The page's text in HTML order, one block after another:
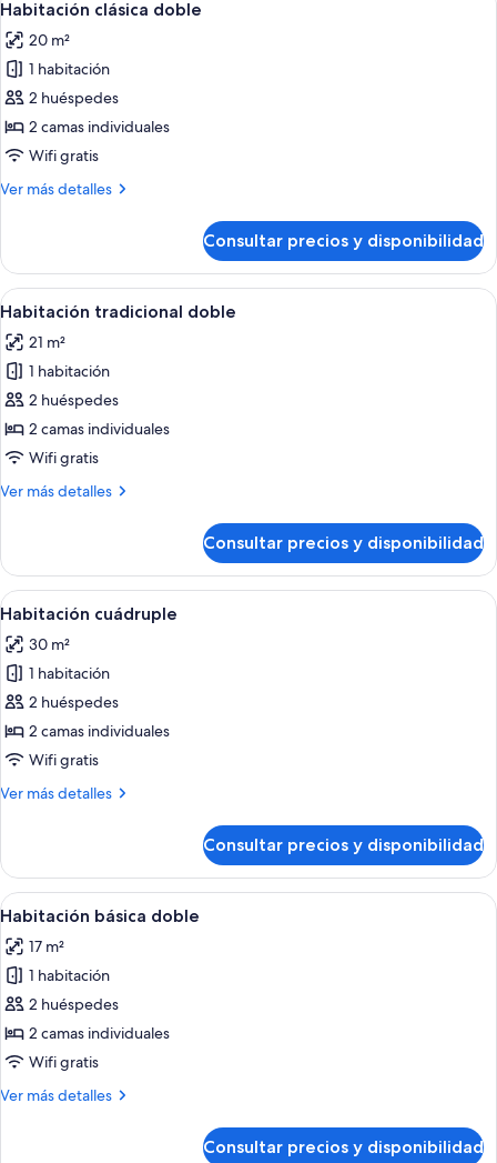
todas
las
fotos
de
Habitación
clásica
3
Habitación clásica doble
20 m²
1 habitación
2 huéspedes
2 camas individuales
Wifi gratis
Ver más detalles
Más
clásica
doble
Consultar precios y disponibilidad
Abrir
todas
las
fotos
de
Habitación
tradicional
Una habitación de hotel con una
5
Habitación tradicional doble
21 m²
1 habitación
2 huéspedes
2 camas individuales
Wifi gratis
Ver más detalles
Más
tradicional
doble
Consultar precios y disponibilidad
Abrir
todas
las
fotos
de
Habitación
cuádruple
Una habitación de hotel moderna
1
Habitación cuádruple
30 m²
1 habitación
2 huéspedes
2 camas individuales
Wifi gratis
Ver más detalles
Más
cuádruple
Consultar precios y disponibilidad
Abrir
todas
las
fotos
de
Habitación
básica
Una habitación de hotel moderna
3
Habitación básica doble
17 m²
1 habitación
2 huéspedes
2 camas individuales
Wifi gratis
Ver más detalles
Más
Consultar precios y disponibilidad